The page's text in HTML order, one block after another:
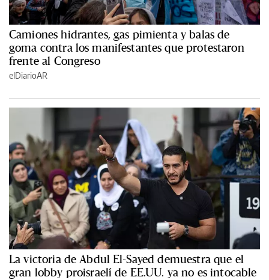
Camiones hidrantes, gas pimienta y balas de
goma contra los manifestantes que protestaron
frente al Congreso
elDiarioAR
La victoria de Abdul El-Sayed demuestra que el
gran lobby proisraelí de EE.UU. ya no es intocable